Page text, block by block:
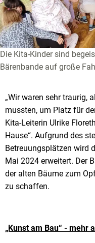
Die Kita-Kinder sind
Bärenbande auf große
„Wir waren sehr traurig,
mussten, um Platz für
Kita-Leiterin Ulrike
Hause“. Aufgrund des
Betreuungsplätzen wird
Mai 2024 erweitert. Der
der alten Bäume zum
zu schaffen.
„Kunst am Bau“ - mehr